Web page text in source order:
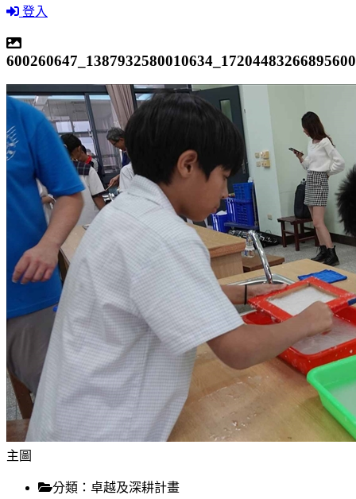
登入
主圖
分類： 卓越及深耕計畫